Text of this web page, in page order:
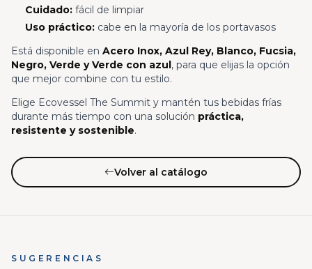
Cuidado:fácil de limpiar
Uso práctico:cabe en la mayoría de los portavasos
Está disponible en Acero Inox, Azul Rey, Blanco, Fucsia,
Negro, Verde y Verde con azul, para que elijas la opción
que mejor combine con tu estilo.
Elige Ecovessel The Summit y mantén tus bebidas frías
durante más tiempo con una solución práctica,
resistente y sostenible.
Volver al catálogo
SUGERENCIAS